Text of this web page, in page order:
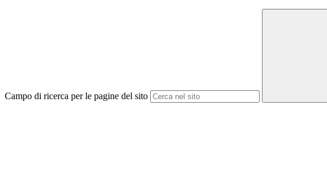
Campo di ricerca per le pagine del sito